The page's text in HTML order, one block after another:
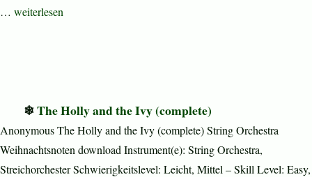
… „Christmas Sheet Music and Carols“
weiterlesen
The Holly and the Ivy (complete)
Anonymous The Holly and the Ivy (complete) String Orchestra
Weihnachtsnoten download Instrument(e): String Orchestra,
Streichorchester Schwierigkeitslevel: Leicht, Mittel – Skill Level: Easy,